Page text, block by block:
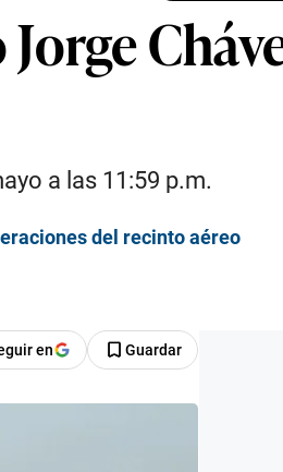
a las 11:59 p.m.
del recinto aéreo
en Guardar